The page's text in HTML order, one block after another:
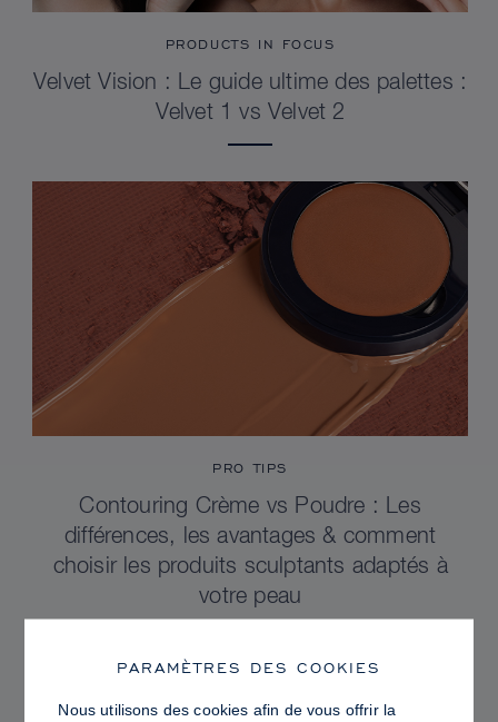
PRODUCTS IN FOCUS
Velvet Vision : Le guide ultime des palettes :
Velvet 1 vs Velvet 2
PRO TIPS
Contouring Crème vs Poudre : Les
différences, les avantages & comment
choisir les produits sculptants adaptés à
votre peau
PARAMÈTRES DES COOKIES
Nous utilisons des cookies afin de vous offrir la